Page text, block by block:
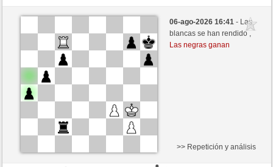
Negras
Svist (1438) (-25)
Tiempo: 9 minutes/side + 9 seconds/move
Esta partida es por puntos
06-ago-2026 16:41- Las
blancas se han rendido ,
Las negras ganan
>> Repetición y análisis